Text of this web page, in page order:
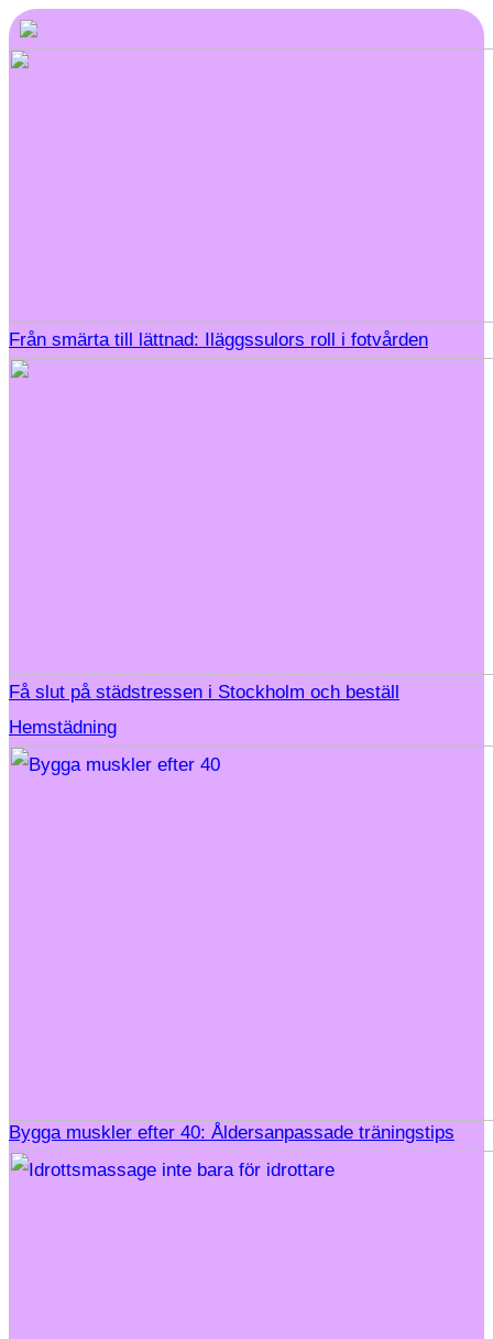
Från smärta till lättnad: Iläggssulors roll i fotvården
Få slut på städstressen i Stockholm och beställ
Hemstädning
Bygga muskler efter 40: Åldersanpassade träningstips